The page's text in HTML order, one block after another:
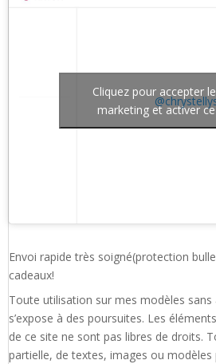
Cliquez pour accepter
marketing et activer
Envoi rapide très soigné(protection
cadeaux!
Toute utilisation sur mes modèles
s’expose à des poursuites. Les
de ce site ne sont pas libres de droits.
partielle, de textes, images ou modèles